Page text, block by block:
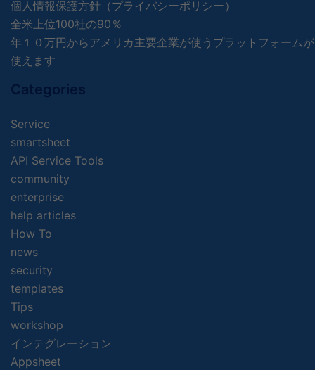
個人情報保護方針（プライバシーポリシー）
全米上位100社の90％
年１０万円からアメリカ主要企業が使うプラットフォームが
使えます
Categories
Service
smartsheet
API Service Tools
community
enterprise
help articles
How To
news
security
templates
Tips
workshop
インテグレーション
Appsheet